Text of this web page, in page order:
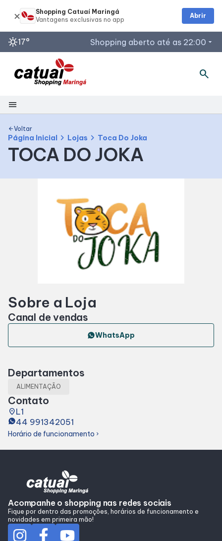
sunny17° Shopping aberto até as 22:00 arrow_drop_down
Horários de Funcionamento
Segunda a Sábado: 10h às 22h
Restaurantes
Todos os dias: 11h às 22h
Acessar todos os horários
search
menu
Shopping
Mapa Interno
Facilidades
Cinema
Lojas e Restaurantes
Lojas
Alimentação
Programa de benefícios
arrow_backVoltar
Página Inicial chevron_right Lojas chevron_right Toca Do Joka
TOCA DO JOKA
Sobre a Loja
Canal de vendas
WhatsApp
Departamentos
ALIMENTAÇÃO
Contato
placeL1
44 991342051
Horário de funcionamento chevron_right
Acompanhe o shopping nas redes sociais
Fique por dentro das promoções, horários de funcionamento e
novidades em primeira mão!
Shopping Catuaí Maringá
Abrir